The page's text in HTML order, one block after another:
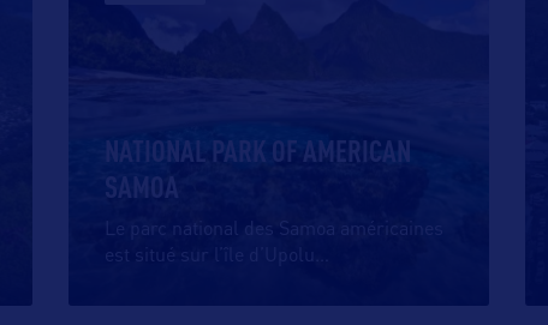
NATIONAL PARK OF AMERICAN
SAMOA
Le parc national des Samoa américaines
est situé sur l’île d’Upolu